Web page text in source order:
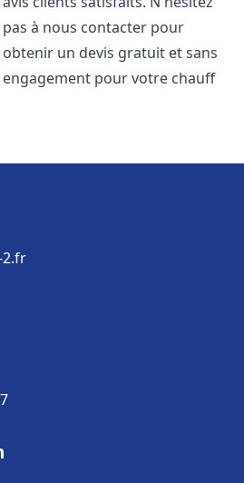
pas à nous contacter pour
obtenir un devis gratuit et sans
engagement pour votre chauff
2.fr